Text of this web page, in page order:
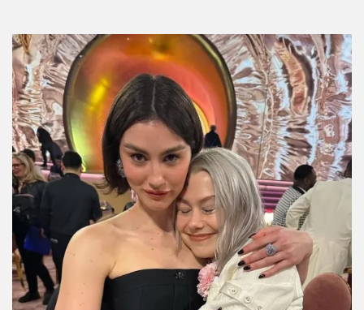
CELEBS
Tom Holland y Zendaya celebraron su boda
esta semana
Por:Manuela Cosío